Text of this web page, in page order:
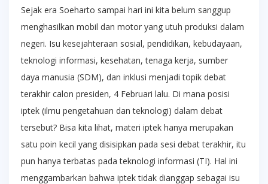
Sejak era Soeharto sampai hari ini kita belum sanggup
menghasilkan mobil dan motor yang utuh produksi dalam
negeri. Isu kesejahteraan sosial, pendidikan, kebudayaan,
teknologi informasi, kesehatan, tenaga kerja, sumber
daya manusia (SDM), dan inklusi menjadi topik debat
terakhir calon presiden, 4 Februari lalu. Di mana posisi
iptek (ilmu pengetahuan dan teknologi) dalam debat
tersebut? Bisa kita lihat, materi iptek hanya merupakan
satu poin kecil yang disisipkan pada sesi debat terakhir, itu
pun hanya terbatas pada teknologi informasi (TI). Hal ini
menggambarkan bahwa iptek tidak dianggap sebagai isu